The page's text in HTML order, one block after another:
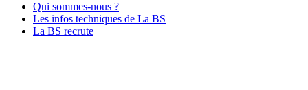
Qui sommes-nous ?
Les infos techniques de La BS
La BS recrute